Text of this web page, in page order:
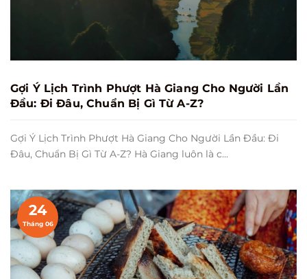
Gợi Ý Lịch Trình Phượt Hà Giang Cho Người Lần
Đầu: Đi Đâu, Chuẩn Bị Gì Từ A-Z?
Gợi Ý Lịch Trình Phượt Hà Giang Cho Người Lần Đầu: Đi
Đâu, Chuẩn Bị Gì Từ A-Z? Hà Giang luôn là c...
24
Tháng 06